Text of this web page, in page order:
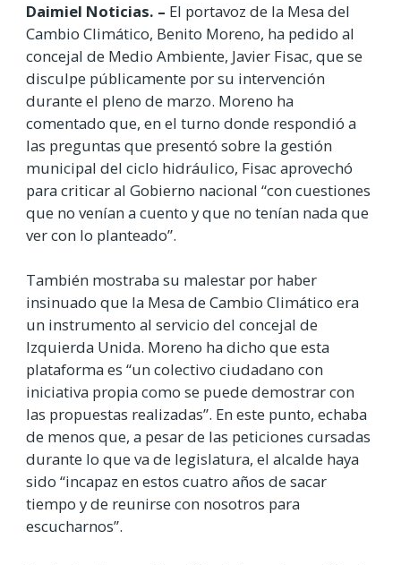
Daimiel Noticias. – El portavoz de la Mesa del
Cambio Climático, Benito Moreno, ha pedido al
concejal de Medio Ambiente, Javier Fisac, que se
disculpe públicamente por su intervención
durante el pleno de marzo. Moreno ha
comentado que, en el turno donde respondió a
las preguntas que presentó sobre la gestión
municipal del ciclo hidráulico, Fisac aprovechó
para criticar al Gobierno nacional “con cuestiones
que no venían a cuento y que no tenían nada que
ver con lo planteado”.
También mostraba su malestar por haber
insinuado que la Mesa de Cambio Climático era
un instrumento al servicio del concejal de
Izquierda Unida. Moreno ha dicho que esta
plataforma es “un colectivo ciudadano con
iniciativa propia como se puede demostrar con
las propuestas realizadas”. En este punto, echaba
de menos que, a pesar de las peticiones cursadas
durante lo que va de legislatura, el alcalde haya
sido “incapaz en estos cuatro años de sacar
tiempo y de reunirse con nosotros para
escucharnos”.